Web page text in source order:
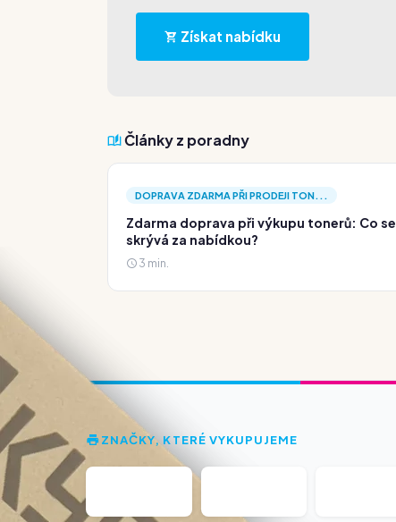
Získat nabídku
Články z poradny
DOPRAVA ZDARMA PŘI PRODEJI TON...
Zdarma doprava při výkupu tonerů: Co se
skrývá za nabídkou?
3 min.
ZNAČKY, KTERÉ VYKUPUJEME